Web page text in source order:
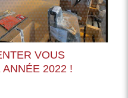
VOUS
2022 !